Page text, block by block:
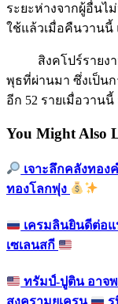
ระยะห่างจากผู้อื่นไ
ใช้แล้วเมื่อคืนวานนี้
สิงคโปร์รายงาน
พุธที่ผ่านมา ซึ่งเป็น
อีก 52 รายเมื่อวาน
You Might Also
เจาะลึกคลังทอง
ทองโลกพุ่ง
เครมลินยินดีต่อ
เซเลนสกี
ทรัมป์-ปูติน อาจ